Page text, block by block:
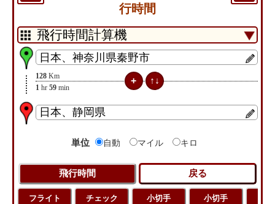
行時間
128 Km
1 hr 59 min
単位 自動 マイル キロ
フライト
チェック
小切手
小切手